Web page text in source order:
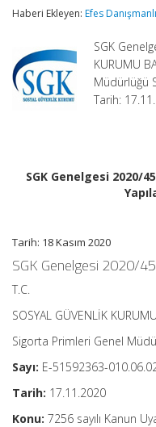
Kanun
Yapılandırılması
Hk
Ortalama
Okuma
Süresi:
29
Haberi Ekleyen: Efes
SGK
KURUMU
Müdürlüğü
Tarih:
SGK Genelgesi 2020/
Tarih: 18 Kasım 2020
SGK Genelgesi 2020/45
T.C.
SOSYAL GÜVENLİK
Sigorta Primleri Genel
Sayı: E-51592363-
Tarih: 17.11.2020
Konu: 7256 sayılı Kanun